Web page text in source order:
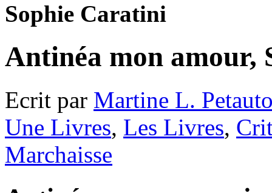
Sophie Caratini
Antinéa mon amour,
Ecrit par Martine L.
Une Livres, Les Livres,
Marchaisse